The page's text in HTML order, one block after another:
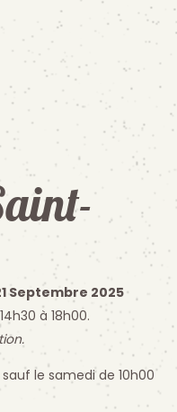
Septembre 2025
à 18h00.
le samedi de 10h00